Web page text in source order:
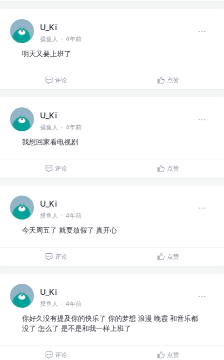
U_Ki
摸鱼人 · 4年前
明天又要上班了
评论 点赞
U_Ki
摸鱼人 · 4年前
我想回家看电视剧
评论 点赞
U_Ki
摸鱼人 · 4年前
今天周五了 就要放假了 真开心
评论 点赞
U_Ki
摸鱼人 · 4年前
你好久没有提及你的快乐了 你的梦想 浪漫 晚霞 和音乐都
没了 怎么了 是不是和我一样上班了
评论 点赞